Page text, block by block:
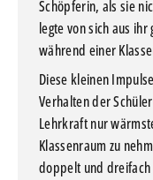
Schöpferin, als sie
legte von sich aus
während einer
Diese kleinen
Verhalten der
Lehrkraft nur
Klassenraum zu
doppelt und dreifach